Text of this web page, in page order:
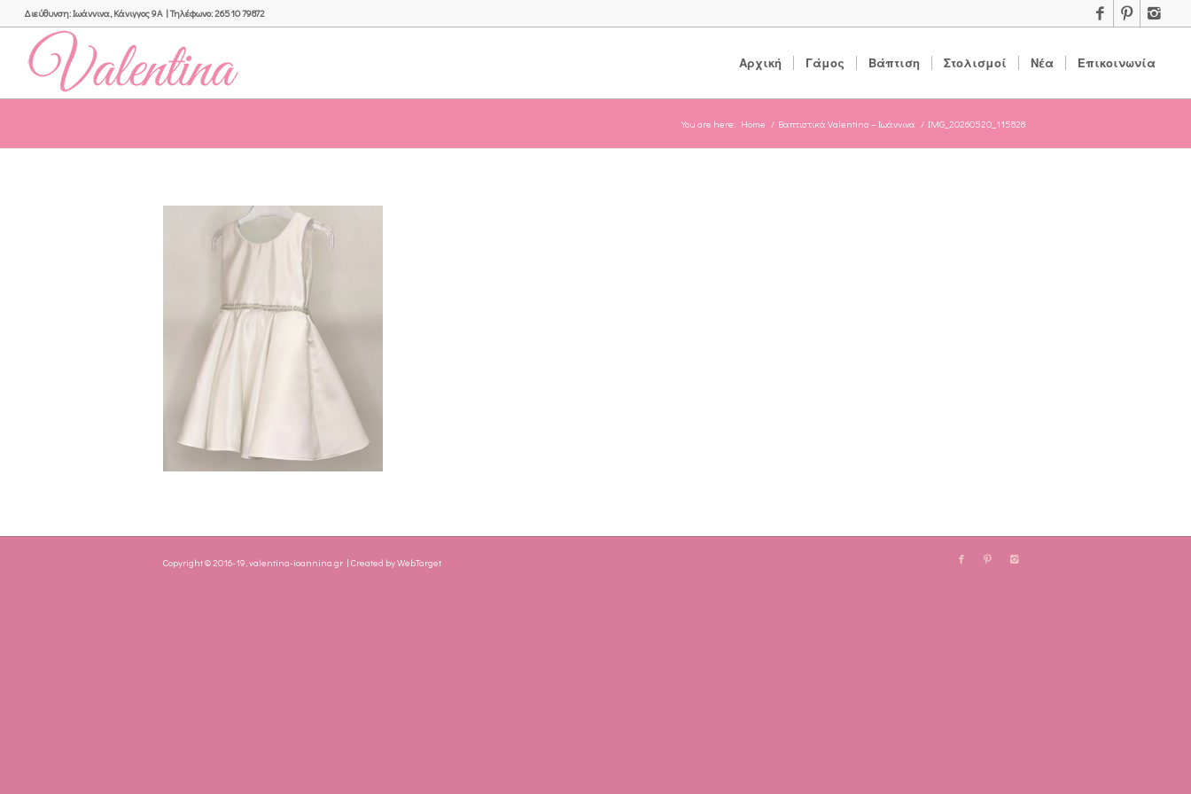
Διεύθυνση: Ιωάννινα, Κάνιγγος 9Α | Τηλέφωνο: 26510 79872
Αρχική Γάμος Βάπτιση Στολισμοί Νέα Επικοινωνία
You are here: Home / Βαπτιστικά Valentina – Ιωάννινα / IMG_20260520_115828
Copyright © 2016-19, valentina-ioannina.gr | Created byWebTarget